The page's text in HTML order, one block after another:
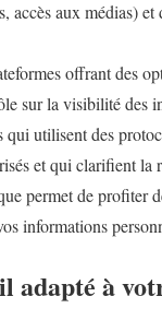
accès aux médias) et
offrant des
sur la visibilité des
qui utilisent des
et qui clarifient la
permet de profiter
informations
adapté à